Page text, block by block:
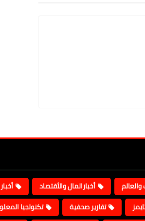
والعالم أخبارالمال والأقتصاد
تقارير صحفية تكنولجيا